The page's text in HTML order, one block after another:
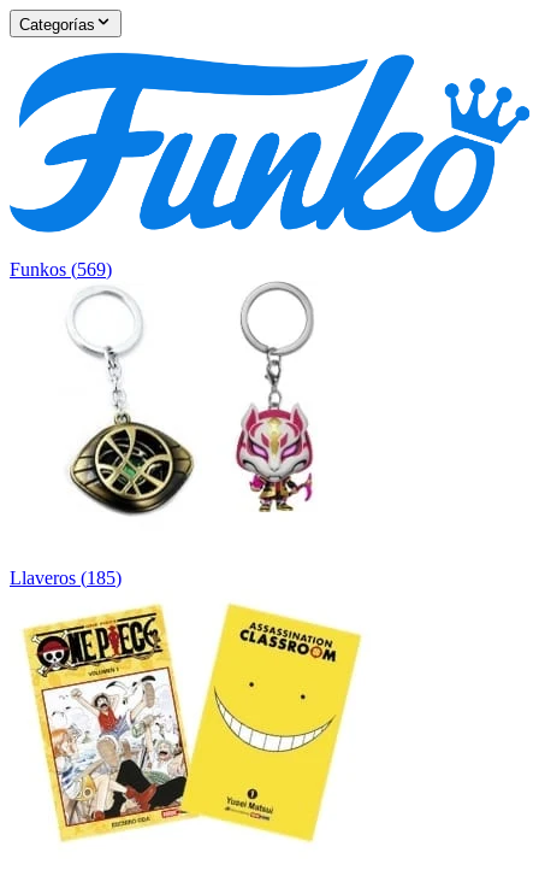
Categorías
Funkos (569)
Llaveros (185)